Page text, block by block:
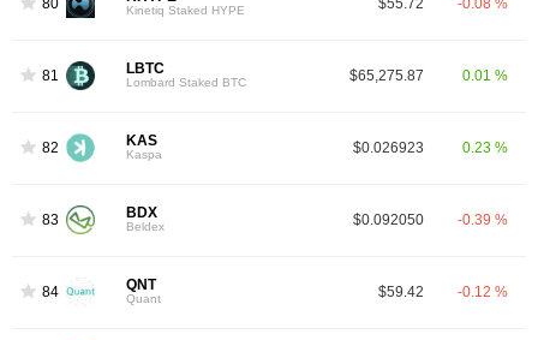
Kinetiq Staked HYPE
81 LBTC
Lombard Staked BTC $65,275.87 0.01 %
82 KAS
Kaspa $0.026923 0.23 %
83 BDX
Beldex $0.092050 -0.39 %
84 QNT
Quant $59.42 -0.12 %